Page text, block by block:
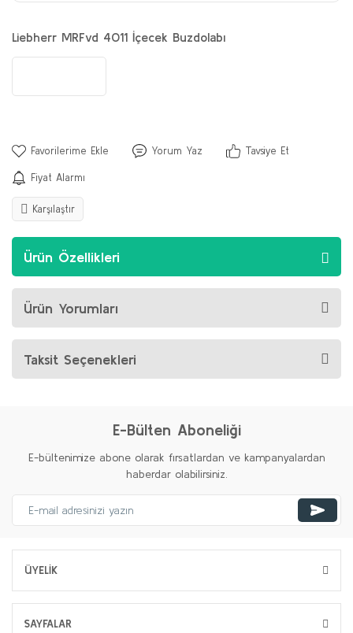
Liebherr MRFvd 4011 İçecek Buzdolabı
Yorum Yaz Tavsiye Et
Fiyat Alarmı
Karşılaştır
Ürün Özellikleri
Ürün Yorumları
Taksit Seçenekleri
E-Bülten Aboneliği
E-bültenimize abone olarak fırsatlardan ve kampanyalardan
haberdar olabilirsiniz.
ÜYELİK
SAYFALAR